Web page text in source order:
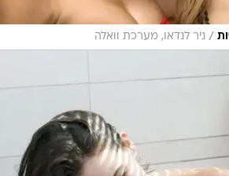
/ ניר לנדאו, מערכת וואלה